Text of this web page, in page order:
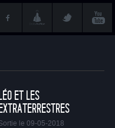
LÉO ET LES
EXTRATERRESTRES
le 09-05-2018